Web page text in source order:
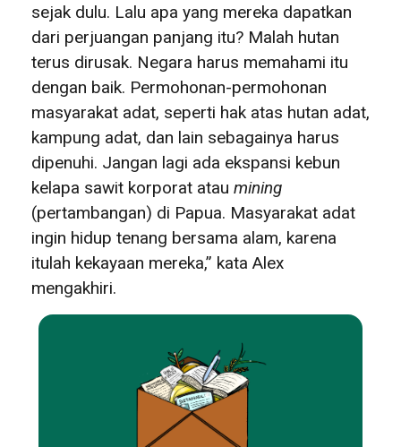
sejak dulu. Lalu apa yang mereka dapatkan
dari perjuangan panjang itu? Malah hutan
terus dirusak. Negara harus memahami itu
dengan baik. Permohonan-permohonan
masyarakat adat, seperti hak atas hutan adat,
kampung adat, dan lain sebagainya harus
dipenuhi. Jangan lagi ada ekspansi kebun
kelapa sawit korporat atau mining
(pertambangan) di Papua. Masyarakat adat
ingin hidup tenang bersama alam, karena
itulah kekayaan mereka,” kata Alex
mengakhiri.